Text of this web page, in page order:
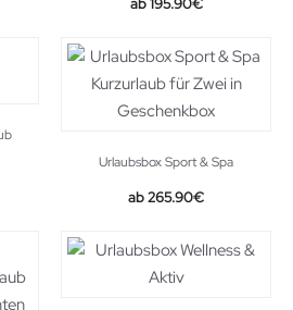
195.90€
Urlaubsbox Sport & Spa
265.90€